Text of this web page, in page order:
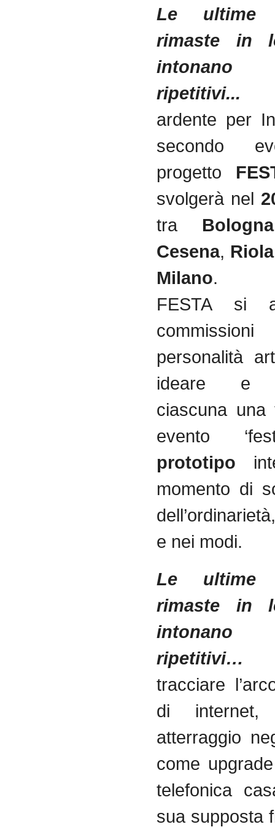
Le ultime
rimaste in
intonano
ardente per
secondo
progetto
svolgerà nel
tra Bologna
Cesena, Riola
Milano.
FESTA si
personalità
ideare e
ciascuna una
evento
prototipo
momento di
e nei modi.
Le ultime
rimaste in
intonano
tracciare
di
atterraggio
come
telefonica
sua supposta